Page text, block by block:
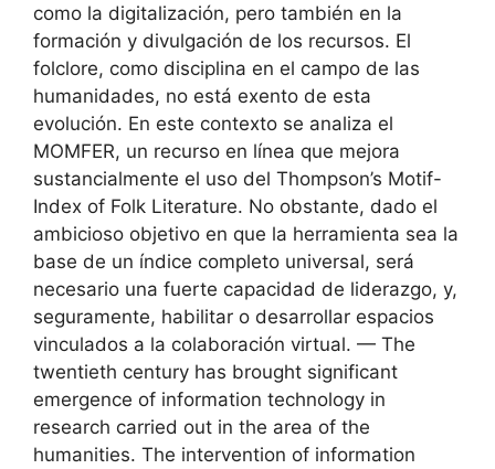
como la digitalización, pero también en la
formación y divulgación de los recursos. El
folclore, como disciplina en el campo de las
humanidades, no está exento de esta
evolución. En este contexto se analiza el
MOMFER, un recurso en línea que mejora
sustancialmente el uso del Thompson’s Motif-
Index of Folk Literature. No obstante, dado el
ambicioso objetivo en que la herramienta sea la
base de un índice completo universal, será
necesario una fuerte capacidad de liderazgo, y,
seguramente, habilitar o desarrollar espacios
vinculados a la colaboración virtual. — The
twentieth century has brought significant
emergence of information technology in
research carried out in the area of the
humanities. The intervention of information